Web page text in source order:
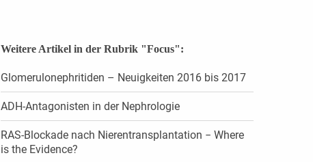
Weitere Artikel in der Rubrik "Focus":
Glomerulonephritiden – Neuigkeiten 2016 bis 2017
ADH-Antagonisten in der Nephrologie
RAS-Blockade nach Nierentransplantation − Where
is the Evidence?